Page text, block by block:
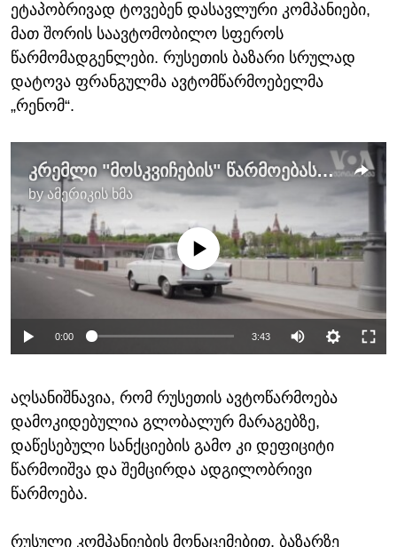
ეტაპობრივად ტოვებენ დასავლური კომპანიები,
მათ შორის საავტომობილო სფეროს
წარმომადგენლები. რუსეთის ბაზარი სრულად
დატოვა ფრანგულმა ავტომწარმოებელმა
„რენომ“.
კრემლი "მოსკვიჩების" წარმოებას აანონსებს
byამერიკის ხმა
No media source currently available
0:00 3:43
აღსანიშნავია, რომ რუსეთის ავტოწარმოება
დამოკიდებულია გლობალურ მარაგებზე,
დაწესებული სანქციების გამო კი დეფიციტი
წარმოიშვა და შემცირდა ადგილობრივი
წარმოება.
რუსული კომპანიების მონაცემებით, ბაზარზე